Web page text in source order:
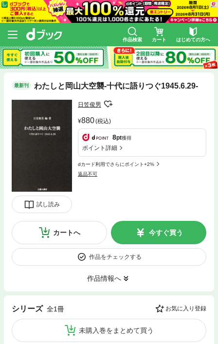
作品検索 カート はじめての方へ
最新刊 わたしと岡山大空襲-十代に語りつぐ1945.6.29-
試し読み
日笠俊男
880(税込)
8pt獲得
ポイント詳細
dカード利用でさらにポイント+2%
返品不可
カートへ 今すぐ買う
作品をチェックする
作品情報へ
シリーズ 全1冊 お気に入り登録
未購入巻をまとめて買う